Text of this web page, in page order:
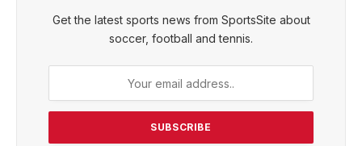
Get the latest sports news from SportsSite about
soccer, football and tennis.